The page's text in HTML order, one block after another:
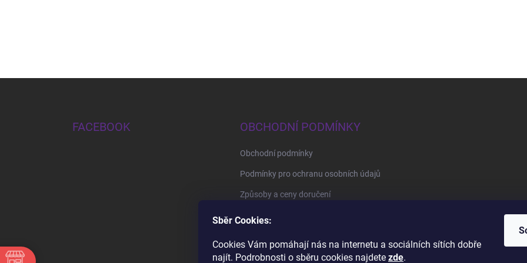
Sběr Cookies:
Cookies Vám pomáhají nás na internetu a sociálních sítích dobře
najít. Podrobnosti o sběru cookies najdete zde.
FACEBOOK OBCHODNÍ PODMÍNKY
Obchodní podmínky
Podmínky pro ochranu osobních údajů
Způsoby a ceny doručení
Způsoby platby
BrillBird Academy Nehtové Kurzy Hradec - profesní kurzy